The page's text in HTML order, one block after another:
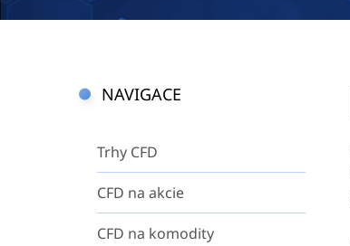
NAVIGACE
Trhy CFD
CFD na akcie
CFD na komodity